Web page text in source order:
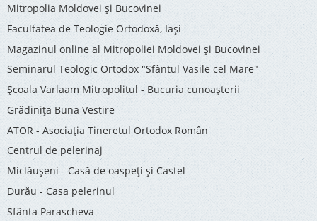
Mitropolia Moldovei și Bucovinei
Facultatea de Teologie Ortodoxă, Iaşi
Magazinul online al Mitropoliei Moldovei și Bucovinei
Seminarul Teologic Ortodox "Sfântul Vasile cel Mare"
Şcoala Varlaam Mitropolitul - Bucuria cunoaşterii
Grădinița Buna Vestire
ATOR - Asociaţia Tineretul Ortodox Român
Centrul de pelerinaj
Miclăușeni - Casă de oaspeţi şi Castel
Durău - Casa pelerinul
Sfânta Parascheva